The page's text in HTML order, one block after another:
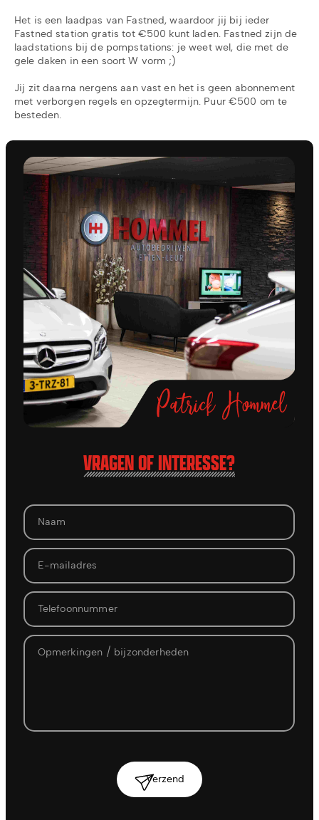
Het is een laadpas van Fastned, waardoor jij bij ieder
Fastned station gratis tot €500 kunt laden. Fastned zijn de
laadstations bij de pompstations: je weet wel, die met de
gele daken in een soort W vorm ;)
Jij zit daarna nergens aan vast en het is geen abonnement
met verborgen regels en opzegtermijn. Puur €500 om te
besteden.
VRAGEN OF INTERESSE?
Verzend